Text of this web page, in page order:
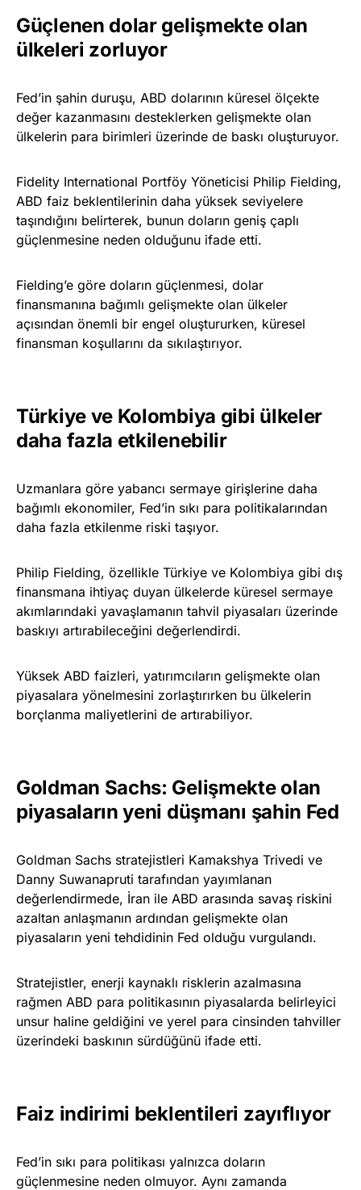
Güçlenen dolar gelişmekte olan
ülkeleri zorluyor
Fed’in şahin duruşu, ABD dolarının küresel ölçekte
değer kazanmasını desteklerken gelişmekte olan
ülkelerin para birimleri üzerinde de baskı oluşturuyor.
Fidelity International Portföy Yöneticisi Philip Fielding,
ABD faiz beklentilerinin daha yüksek seviyelere
taşındığını belirterek, bunun doların geniş çaplı
güçlenmesine neden olduğunu ifade etti.
Fielding’e göre doların güçlenmesi, dolar
finansmanına bağımlı gelişmekte olan ülkeler
açısından önemli bir engel oluştururken, küresel
finansman koşullarını da sıkılaştırıyor.
Türkiye ve Kolombiya gibi ülkeler
daha fazla etkilenebilir
Uzmanlara göre yabancı sermaye girişlerine daha
bağımlı ekonomiler, Fed’in sıkı para politikalarından
daha fazla etkilenme riski taşıyor.
Philip Fielding, özellikle Türkiye ve Kolombiya gibi dış
finansmana ihtiyaç duyan ülkelerde küresel sermaye
akımlarındaki yavaşlamanın tahvil piyasaları üzerinde
baskıyı artırabileceğini değerlendirdi.
Yüksek ABD faizleri, yatırımcıların gelişmekte olan
piyasalara yönelmesini zorlaştırırken bu ülkelerin
borçlanma maliyetlerini de artırabiliyor.
Goldman Sachs: Gelişmekte olan
piyasaların yeni düşmanı şahin Fed
Goldman Sachs stratejistleri Kamakshya Trivedi ve
Danny Suwanapruti tarafından yayımlanan
değerlendirmede, İran ile ABD arasında savaş riskini
azaltan anlaşmanın ardından gelişmekte olan
piyasaların yeni tehdidinin Fed olduğu vurgulandı.
Stratejistler, enerji kaynaklı risklerin azalmasına
rağmen ABD para politikasının piyasalarda belirleyici
unsur haline geldiğini ve yerel para cinsinden tahviller
üzerindeki baskının sürdüğünü ifade etti.
Faiz indirimi beklentileri zayıflıyor
Fed’in sıkı para politikası yalnızca doların
güçlenmesine neden olmuyor. Aynı zamanda